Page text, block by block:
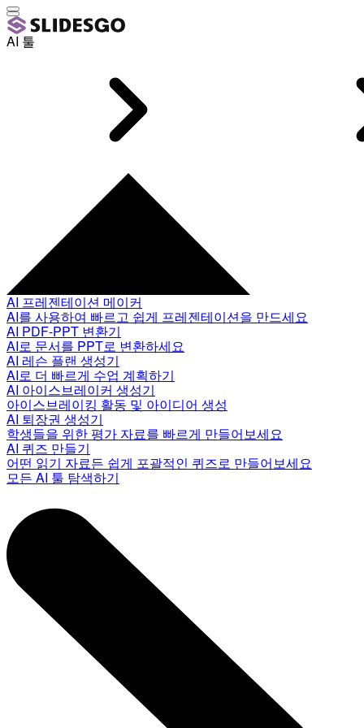
AI 툴
AI 프레젠테이션 메이커
AI를 사용하여 빠르고 쉽게 프레젠테이션을 만드세요
AI PDF-PPT 변환기
AI로 문서를 PPT로 변환하세요
AI 레슨 플랜 생성기
AI로 더 빠르게 수업 계획하기
AI 아이스브레이커 생성기
아이스브레이킹 활동 및 아이디어 생성
AI 퇴장권 생성기
학생들을 위한 평가 자료를 빠르게 만들어보세요
AI 퀴즈 만들기
어떤 읽기 자료든 쉽게 포괄적인 퀴즈로 만들어보세요
모든 AI 툴 탐색하기